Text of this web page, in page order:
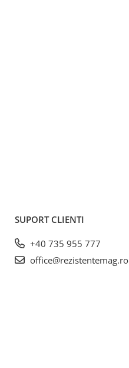
SUPORT CLIENTI
+40 735 955 777
office@rezistentemag.ro